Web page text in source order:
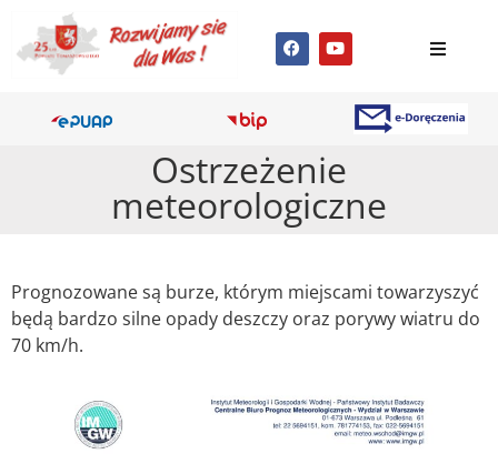
Ostrzeżenie
meteorologiczne
Prognozowane są burze, którym miejscami towarzyszyć
będą bardzo silne opady deszczy oraz porywy wiatru do
70 km/h.